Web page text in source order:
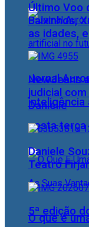
Jornal
inteligência
nesta terça
O que é
Último Voo
Baixinhos,
as idades,
NewJeans
judicial
Danielle
Daniele
Teatro
5ª edição